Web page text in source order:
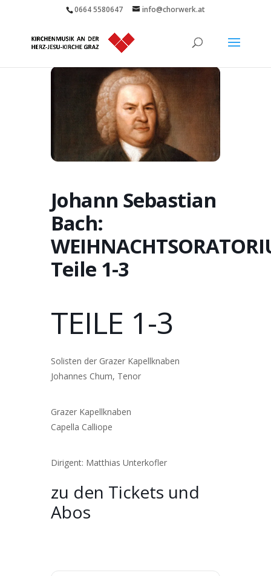
0664 5580647 info@chorwerk.at
Johann Sebastian
Bach:
Teile 1-3
TEILE 1-3
Solisten der Grazer Kapellknaben
Johannes Chum, Tenor
Grazer Kapellknaben
Capella Calliope
Dirigent: Matthias Unterkofler
zu den Tickets und
Abos